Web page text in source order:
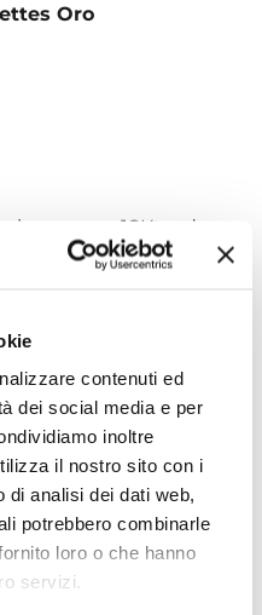
contenuti ed
dei social media e per
inoltre
il nostro sito con i
di analisi dei dati web,
potrebbero combinarle
loro o che hanno
servizi.
Oro
oro rosa 18Kt e due
taglio brillante
DA TOMASINI